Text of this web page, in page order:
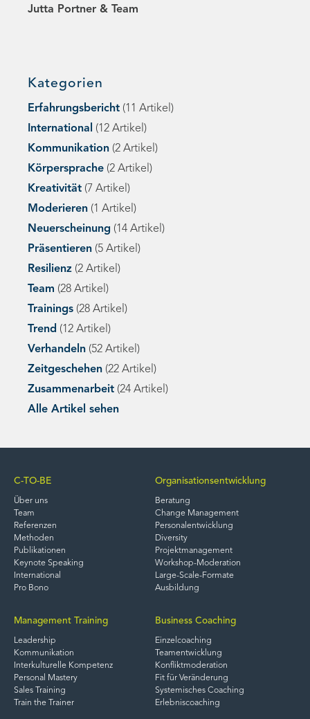
Jutta Portner & Team
Kategorien
Erfahrungsbericht (11 Artikel)
International
(12 Artikel)
Kommunikation (2 Artikel)
Körpersprache (2 Artikel)
Kreativität (7 Artikel)
Moderieren (1 Artikel)
Neuerscheinung (14 Artikel)
Präsentieren (5 Artikel)
Resilienz (2 Artikel)
Team (28 Artikel)
Trainings (28 Artikel)
Trend (12 Artikel)
Verhandeln (52 Artikel)
Zeitgeschehen (22 Artikel)
Zusammenarbeit (24 Artikel)
Alle Artikel sehen
C-TO-BE
Über uns
Team
Referenzen
Methoden
Publikationen
Keynote Speaking
International
Pro Bono
Organisationsentwicklung
Beratung
Change Management
Personalentwicklung
Diversity
Projektmanagement
Workshop-Moderation
Large-Scale-Formate
Ausbildung
Management Training
Leadership
Kommunikation
Interkulturelle Kompetenz
Personal Mastery
Sales Training
Train the Trainer
Business Coaching
Einzelcoaching
Teamentwicklung
Konfliktmoderation
Fit für Veränderung
Systemisches Coaching
Erlebniscoaching